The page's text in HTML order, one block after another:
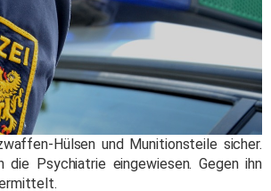
Hülsen und Munitionsteile sicher.
die Psychiatrie eingewiesen. Gegen ihn